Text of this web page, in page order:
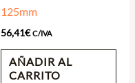
125mm
56,41€ C/IVA
AÑADIR AL
CARRITO